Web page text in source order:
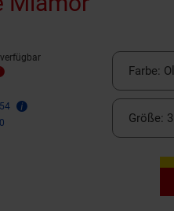
54
0
Farbe:
Größe: